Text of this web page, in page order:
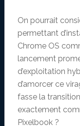
On pourrait
permettant
Chrome OS
lancement
d’exploitation
d’amorcer ce
fasse la
exactement
Pixelbook ?